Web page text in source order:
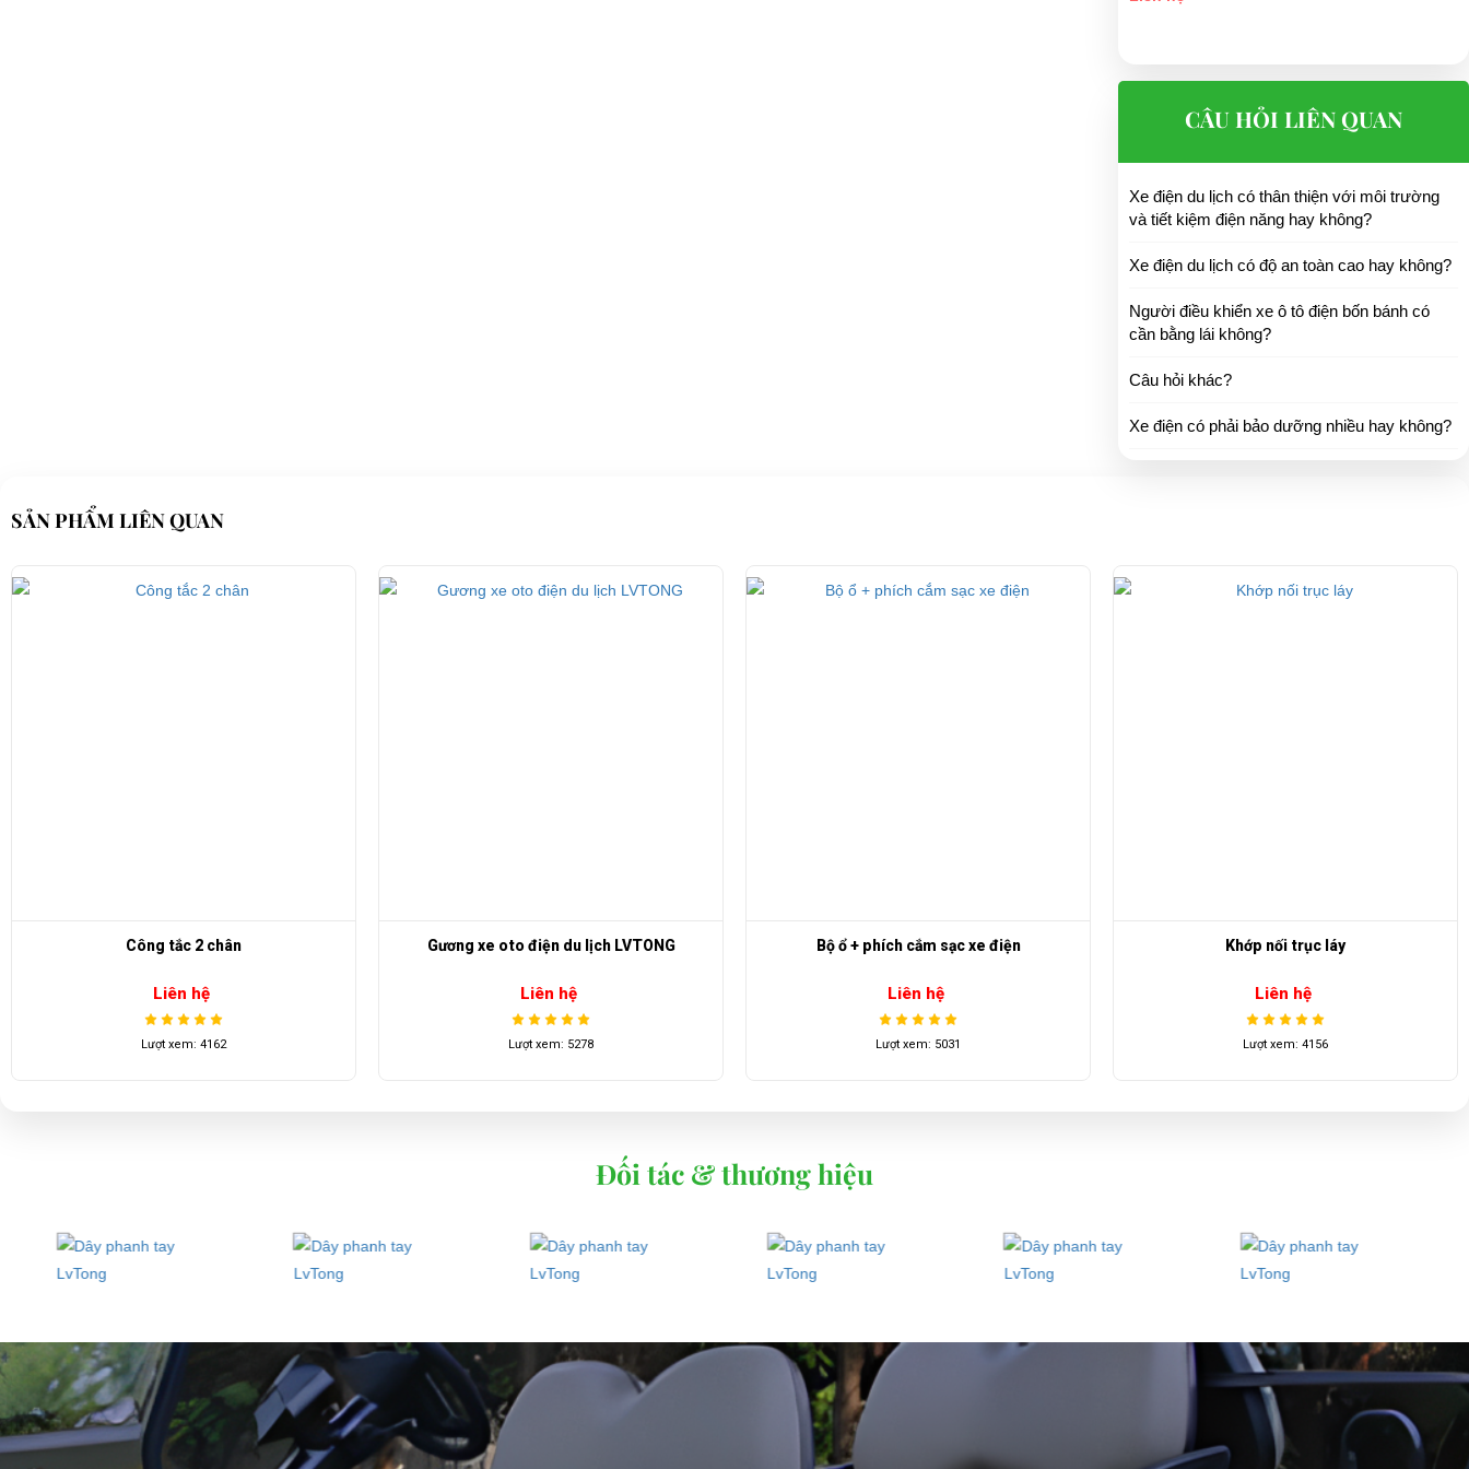
CÂU HỎI LIÊN QUAN
Xe điện du lịch có thân thiện với môi trường
và tiết kiệm điện năng hay không?
Xe điện du lịch có độ an toàn cao hay không?
Người điều khiển xe ô tô điện bốn bánh có
cần bằng lái không?
Câu hỏi khác?
Xe điện có phải bảo dưỡng nhiều hay không?
SẢN PHẨM LIÊN QUAN
Công tắc 2 chân
Liên hệ
Lượt xem: 4162
Gương xe oto điện du lịch LVTONG
Liên hệ
Lượt xem: 5278
Bộ ổ + phích cắm sạc xe điện
Liên hệ
Lượt xem: 5031
Khớp nối trục láy
Liên hệ
Lượt xem: 4156
Đối tác & thương hiệu